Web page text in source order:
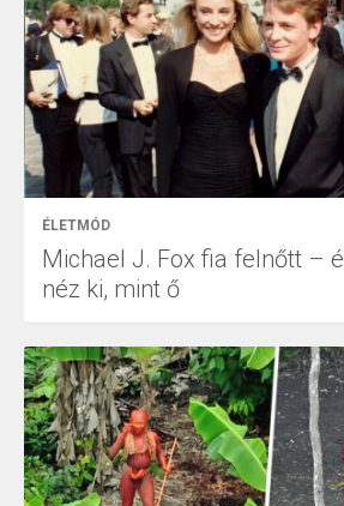
ÉLETMÓD
Michael J. Fox fia felnőtt –
néz ki, mint ő